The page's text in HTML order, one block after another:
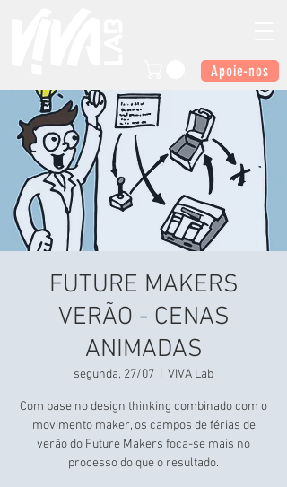
Apoie-nos
FUTURE MAKERS
VERÃO - CENAS
ANIMADAS
segunda, 27/07 VIVA Lab
Com base no design thinking combinado com o
movimento maker, os campos de férias de
verão do Future Makers foca-se mais no
processo do que o resultado.